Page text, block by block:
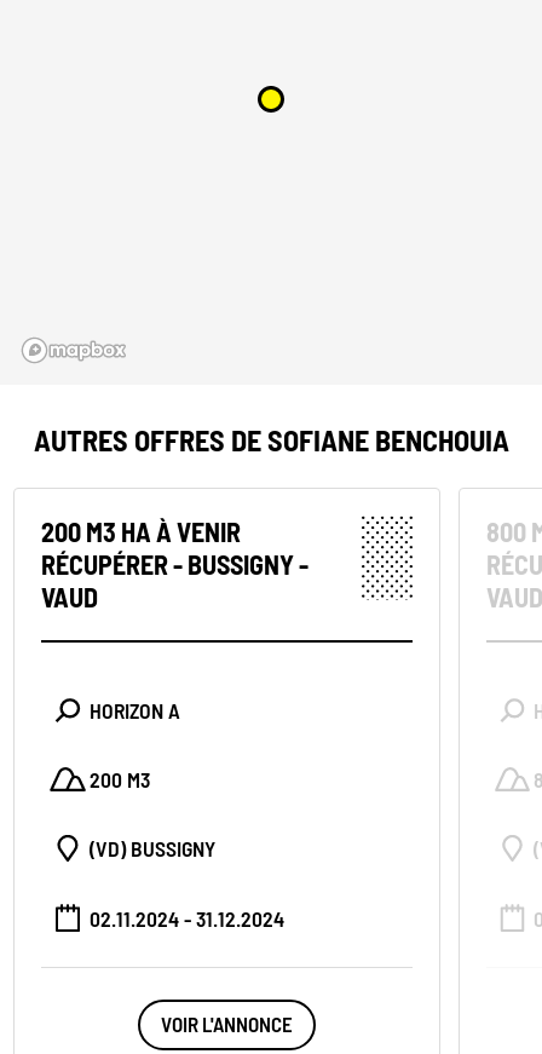
AUTRES OFFRES DE SOFIANE BENCHOUIA
200 M3 HA À VENIR
RÉCUPÉRER - BUSSIGNY -
VAUD
HORIZON A
200 M3
(VD) BUSSIGNY
02.11.2024 - 31.12.2024
VOIR L'ANNONCE
800
VAUD